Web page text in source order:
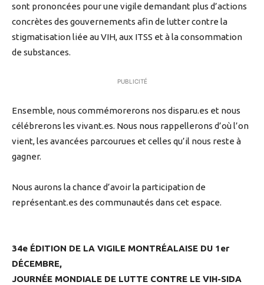
sont prononcées pour une vigile demandant plus d’actions
concrètes des gouvernements afin de lutter contre la
stigmatisation liée au VIH, aux ITSS et à la consommation
de substances.
PUBLICITÉ
Ensemble, nous commémorerons nos disparu.es et nous
célébrerons les vivant.es. Nous nous rappellerons d’où l’on
vient, les avancées parcourues et celles qu’il nous reste à
gagner.
Nous aurons la chance d’avoir la participation de
représentant.es des communautés dans cet espace.
34e ÉDITION DE LA VIGILE MONTRÉALAISE DU 1er
DÉCEMBRE,
JOURNÉE MONDIALE DE LUTTE CONTRE LE VIH-SIDA